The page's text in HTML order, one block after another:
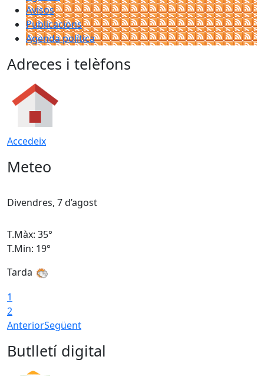
Avisos
Publicacions
Agenda política
Adreces i telèfons
Accedeix
Meteo
Divendres, 7 d’agost
T.Màx: 35°
T.Min: 19°
Tarda
1
2
AnteriorSegüent
Butlletí digital